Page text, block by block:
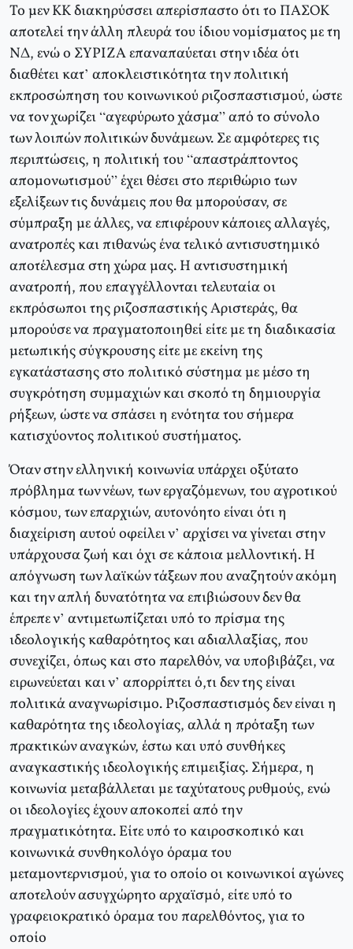
Το μεν ΚΚ διακηρύσσει απερίσπαστο ότι το ΠΑΣΟΚ
αποτελεί την άλλη πλευρά του ίδιου νομίσματος με τη
ΝΔ, ενώ ο ΣΥΡΙΖΑ επαναπαύεται στην ιδέα ότι
διαθέτει κατ’ αποκλειστικότητα την πολιτική
εκπροσώπηση του κοινωνικού ριζοσπαστισμού, ώστε
να τον χωρίζει “αγεφύρωτο χάσμα” από το σύνολο
των λοιπών πολιτικών δυνάμεων. Σε αμφότερες τις
περιπτώσεις, η πολιτική του “απαστράπτοντος
απομονωτισμού” έχει θέσει στο περιθώριο των
εξελίξεων τις δυνάμεις που θα μπορούσαν, σε
σύμπραξη με άλλες, να επιφέρουν κάποιες αλλαγές,
ανατροπές και πιθανώς ένα τελικό αντισυστημικό
αποτέλεσμα στη χώρα μας. Η αντισυστημική
ανατροπή, που επαγγέλλονται τελευταία οι
εκπρόσωποι της ριζοσπαστικής Αριστεράς, θα
μπορούσε να πραγματοποιηθεί είτε με τη διαδικασία
μετωπικής σύγκρουσης είτε με εκείνη της
εγκατάστασης στο πολιτικό σύστημα με μέσο τη
συγκρότηση συμμαχιών και σκοπό τη δημιουργία
ρήξεων, ώστε να σπάσει η ενότητα του σήμερα
κατισχύοντος πολιτικού συστήματος.
Όταν στην ελληνική κοινωνία υπάρχει οξύτατο
πρόβλημα των νέων, των εργαζόμενων, του αγροτικού
κόσμου, των επαρχιών, αυτονόητο είναι ότι η
διαχείριση αυτού οφείλει ν’ αρχίσει να γίνεται στην
υπάρχουσα ζωή και όχι σε κάποια μελλοντική. Η
απόγνωση των λαϊκών τάξεων που αναζητούν ακόμη
και την απλή δυνατότητα να επιβιώσουν δεν θα
έπρεπε ν’ αντιμετωπίζεται υπό το πρίσμα της
ιδεολογικής καθαρότητος και αδιαλλαξίας, που
συνεχίζει, όπως και στο παρελθόν, να υποβιβάζει, να
ειρωνεύεται και ν’ απορρίπτει ό,τι δεν της είναι
πολιτικά αναγνωρίσιμο. Ριζοσπαστισμός δεν είναι η
καθαρότητα της ιδεολογίας, αλλά η πρόταξη των
πρακτικών αναγκών, έστω και υπό συνθήκες
αναγκαστικής ιδεολογικής επιμειξίας. Σήμερα, η
κοινωνία μεταβάλλεται με ταχύτατους ρυθμούς, ενώ
οι ιδεολογίες έχουν αποκοπεί από την
πραγματικότητα. Είτε υπό το καιροσκοπικό και
κοινωνικά συνθηκολόγο όραμα του
μεταμοντερνισμού, για το οποίο οι κοινωνικοί αγώνες
αποτελούν ασυγχώρητο αρχαϊσμό, είτε υπό το
γραφειοκρατικό όραμα του παρελθόντος, για το
οποίο